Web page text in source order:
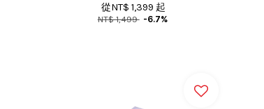
從NT$ 1,399 起
NT$ 1,499 -6.7%